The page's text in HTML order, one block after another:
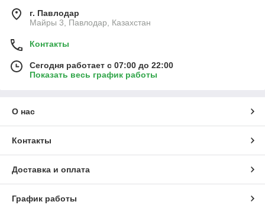
г. Павлодар
Майры 3, Павлодар, Казахстан
Контакты
Сегодня работает с 07:00 до 22:00
Показать весь график работы
О нас
Контакты
Доставка и оплата
График работы